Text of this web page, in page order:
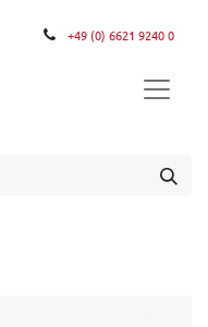
+49 (0) 6621 9240 0